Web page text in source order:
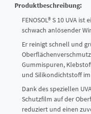
Produktbeschreibung:
FENOSOL® S 10 UVA
schwach anlösender
Er reinigt schnell und
Gummispuren,
und Silikondichtstoff
Dank des speziellen
Schutzfilm auf der
reduziert und einen